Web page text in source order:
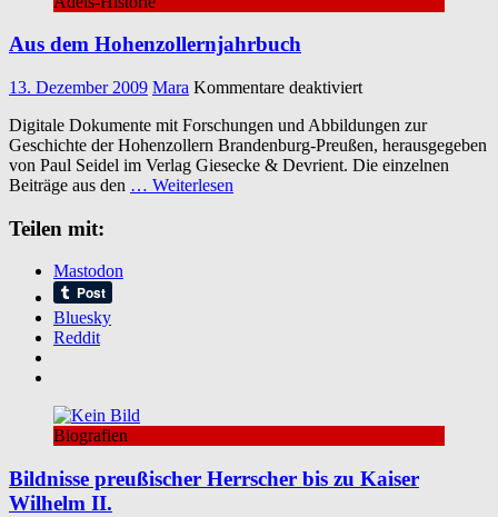
Aus dem Hohenzollernjahrbuch
13. Dezember 2009 Mara Kommentare deaktiviertfür
dem
Digitale Dokumente mit Forschungen und Abbildungen zur
Geschichte der Hohenzollern Brandenburg-Preußen, herausgegeben
von Paul Seidel im Verlag Giesecke & Devrient. Die einzelnen
Beiträge aus den … Weiterlesen
Teilen mit:
Mastodon
Bluesky
Reddit
Biografien
Bildnisse preußischer Herrscher bis zu Kaiser
Wilhelm II.